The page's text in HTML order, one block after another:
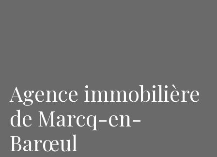
Agence immobilière
de Marcq-en-
Barœul